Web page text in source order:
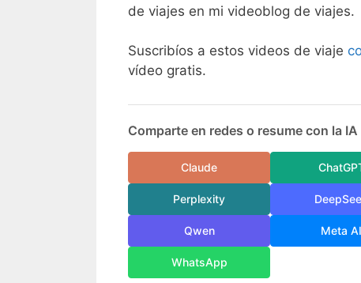
de viajes en mi videoblog de viajes.
Suscribíos a estos videos de viaje
vídeo gratis.
Comparte en redes o resume con la IA
Claude
Perplexity
Qwen Meta AI
WhatsApp